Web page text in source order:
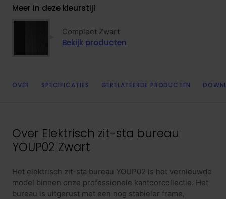
Meer in deze kleurstijl
Compleet Zwart
Bekijk producten
OVER SPECIFICATIES GERELATEERDE PRODUCTEN
Over Elektrisch zit-sta bureau
YOUP02 Zwart
Het elektrisch zit-sta bureau YOUP02 is het vernieuwde
model binnen onze professionele kantoorcollectie. Het
bureau is uitgerust met een nog stabieler frame,